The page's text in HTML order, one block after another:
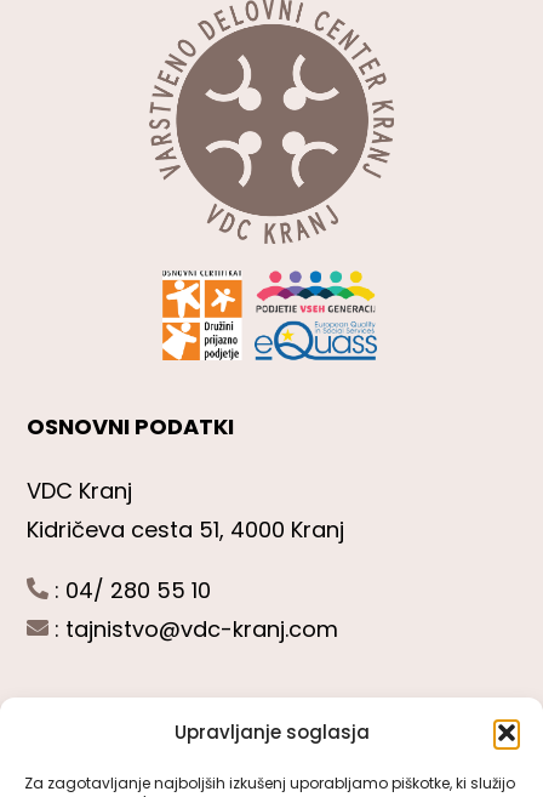
Upravljanje soglasja
Za zagotavljanje najboljših izkušenj uporabljamo piškotke, ki služijo
OSNOVNI PODATKI
VDC Kranj
Kidričeva cesta 51, 4000 Kranj
: 04/ 280 55 10
: tajnistvo@vdc-kranj.com